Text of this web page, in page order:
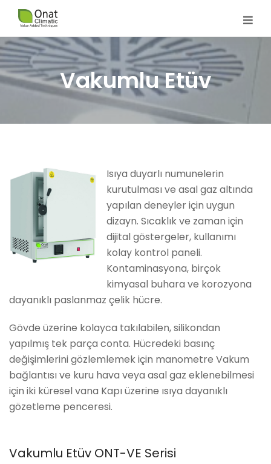
Vakumlu Etüv
Isıya duyarlı numunelerin
kurutulması ve asal gaz altında
yapılan deneyler için uygun
dizayn. Sıcaklık ve zaman için
dijital göstergeler, kullanımı
kolay kontrol paneli.
Kontaminasyona, birçok
kimyasal buhara ve korozyona
dayanıklı paslanmaz çelik hücre.
Gövde üzerine kolayca takılabilen, silikondan
yapılmış tek parça conta. Hücredeki basınç
değişimlerini gözlemlemek için manometre Vakum
bağlantısı ve kuru hava veya asal gaz eklenebilmesi
için iki küresel vana Kapı üzerine ısıya dayanıklı
gözetleme penceresi.
Vakumlu Etüv ONT-VE Serisi